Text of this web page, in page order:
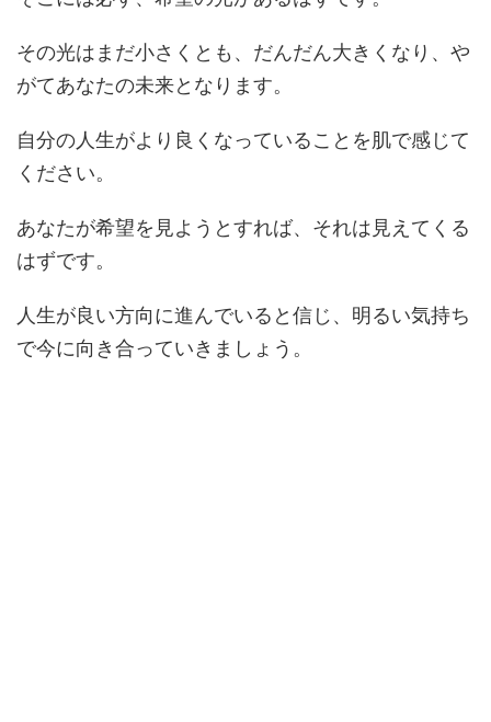
その光はまだ小さくとも、だんだん大きくなり、や
がてあなたの未来となります。
自分の人生がより良くなっていることを肌で感じて
ください。
あなたが希望を見ようとすれば、それは見えてくる
はずです。
人生が良い方向に進んでいると信じ、明るい気持ち
で今に向き合っていきましょう。